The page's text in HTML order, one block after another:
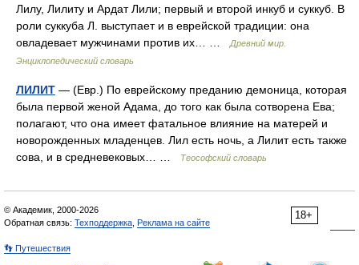
Лилу, Лилиту и Ардат Лили; первый и второй инкуб и суккуб. В
роли суккуба Л. выступает и в еврейской традиции: она
овладевает мужчинами против их… …
Древний мир.
Энциклопедический словарь
ЛИЛИТ — (Евр.) По еврейскому преданию демоница, которая
была первой женой Адама, до того как была сотворена Ева;
полагают, что она имеет фатальное влияние на матерей и
новорожденных младенцев. Лил есть ночь, а Лилит есть также
сова, и в средневековых… …
Теософский словарь
18+
© Академик, 2000-2026
Обратная связь: Техподдержка Реклама на сайте
👣 Путешествия